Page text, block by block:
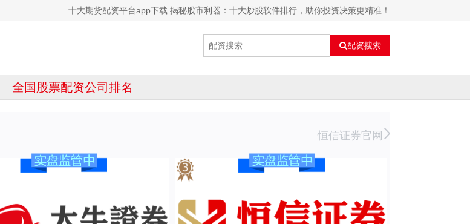
十大期货配资平台app下载 揭秘股市利器：十大炒股软件排行，助你投资决策更精准！
配资搜索
全国股票配资公司排名
恒信证券官网